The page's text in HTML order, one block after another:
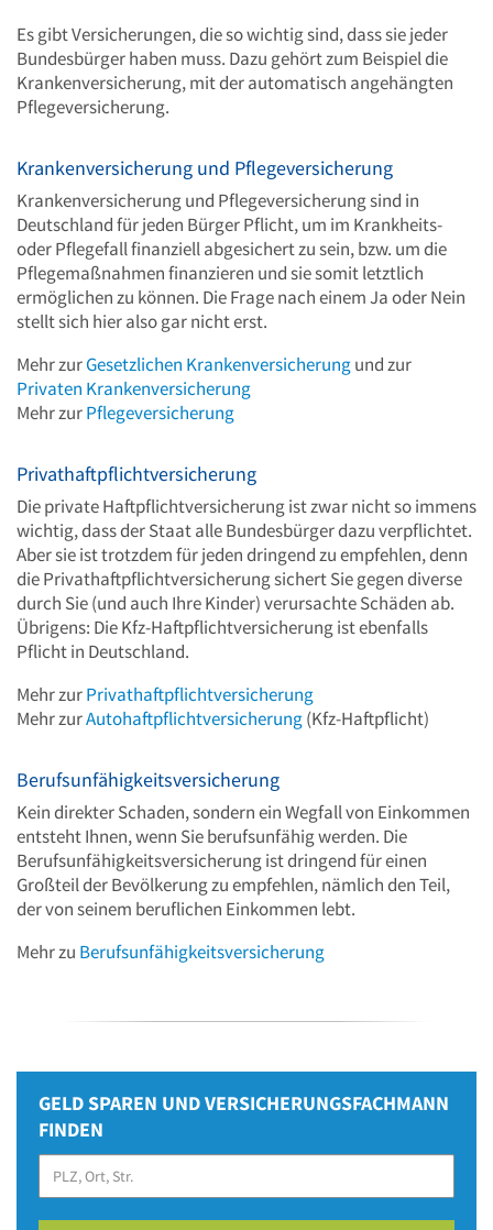
Es gibt Versicherungen, die so wichtig sind, dass sie jeder
Bundesbürger haben muss. Dazu gehört zum Beispiel die
Krankenversicherung, mit der automatisch angehängten
Pflegeversicherung.
Krankenversicherung und Pflegeversicherung
Krankenversicherung und Pflegeversicherung sind in
Deutschland für jeden Bürger Pflicht, um im Krankheits-
oder Pflegefall finanziell abgesichert zu sein, bzw. um die
Pflegemaßnahmen finanzieren und sie somit letztlich
ermöglichen zu können. Die Frage nach einem Ja oder Nein
stellt sich hier also gar nicht erst.
Mehr zurGesetzlichen Krankenversicherungund zur
Privaten Krankenversicherung
Mehr zurPflegeversicherung
Privathaftpflichtversicherung
Die private Haftpflichtversicherung ist zwar nicht so immens
wichtig, dass der Staat alle Bundesbürger dazu verpflichtet.
Aber sie ist trotzdem für jeden dringend zu empfehlen, denn
die Privathaftpflichtversicherung sichert Sie gegen diverse
durch Sie (und auch Ihre Kinder) verursachte Schäden ab.
Übrigens: Die Kfz-Haftpflichtversicherung ist ebenfalls
Pflicht in Deutschland.
Mehr zurPrivathaftpflichtversicherung
Mehr zurAutohaftpflichtversicherung(Kfz-Haftpflicht)
Berufsunfähigkeitsversicherung
Kein direkter Schaden, sondern ein Wegfall von Einkommen
entsteht Ihnen, wenn Sie berufsunfähig werden. Die
Berufsunfähigkeitsversicherung ist dringend für einen
Großteil der Bevölkerung zu empfehlen, nämlich den Teil,
der von seinem beruflichen Einkommen lebt.
Mehr zu Berufsunfähigkeitsversicherung
GELD SPAREN UND VERSICHERUNGSFACHMANN
FINDEN